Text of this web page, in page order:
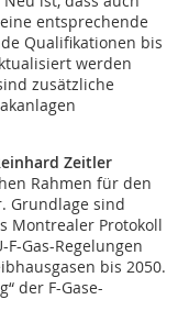
entsprechende
Qualifikationen bis
werden
zusätzliche
Zeitler
Rahmen für den
Grundlage sind
Montrealer Protokoll
Gas-Regelungen
bis 2050.
der F-Gase-